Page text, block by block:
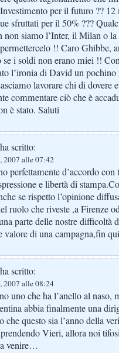
per il futuro ??
sfruttati per il 50% ???
non siamo l’Inter, il Milan o
!! Caro Ghibbe,
se i soldi non erano miei !!
l’ironia di David un
lavorare chi di dovere
commentare ciò che è
è stato. Saluti
ha scritto:
2007 alle 07:42
perfettamente d’accordo
e libertà di
se rispetto l’opinione
ruolo che riveste ,a Firenze
parte delle nostre difficoltà
valore di una campagna,fin
ha scritto:
2007 alle 08:24
uno che ha l’anello al naso,
abbia finalmente una
che questo sia l’anno della
Vieri, allora noi
venire…